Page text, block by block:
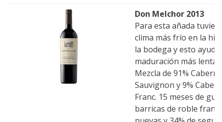
Don Melchor 2013
Para esta añada
clima más frío en la
la bodega y esto
maduración más lenta.
Mezcla de 91%
Sauvignon y 9%
Franc. 15 meses de
barricas de roble